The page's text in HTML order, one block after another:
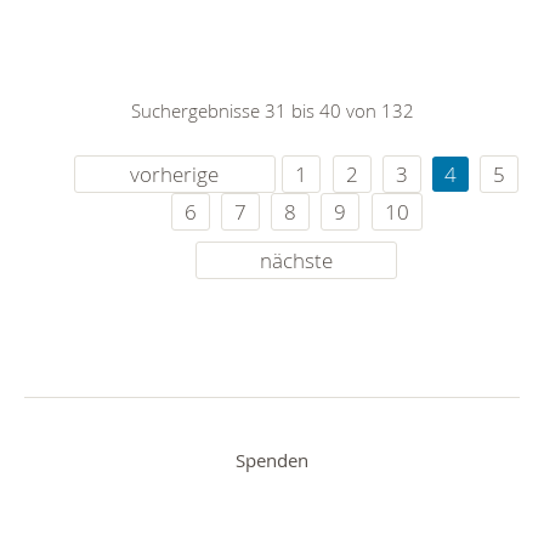
Suchergebnisse 31 bis 40 von 132
vorherige 1 2 3 4
5
6
7 8 9
10
nächste
Spenden